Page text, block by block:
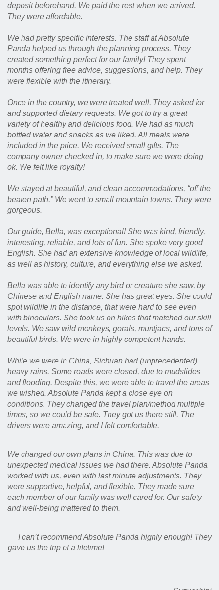
deposit beforehand. We paid the rest when we arrived.
They were affordable.
We had pretty specific interests. The staff at Absolute
Panda helped us through the planning process. They
created something perfect for our family! They spent
months offering free advice, suggestions, and help. They
were flexible with the itinerary.
Once in the country, we were treated well. They asked for
and supported dietary requests. We got to try a great
variety of healthy and delicious food. We had as much
bottled water and snacks as we liked. All meals were
included in the price. We received small gifts. The
company owner checked in, to make sure we were doing
ok. We felt like royalty!
We stayed at beautiful, and clean accommodations, “off the
beaten path.” We went to small mountain towns. They were
gorgeous.
Our guide, Bella, was exceptional! She was kind, friendly,
interesting, reliable, and lots of fun. She spoke very good
English. She had an extensive knowledge of local wildlife,
as well as history, culture, and everything else we asked.
Bella was able to identify any bird or creature she saw, by
Chinese and English name. She has great eyes. She could
spot wildlife in the distance, that were hard to see even
with binoculars. She took us on hikes that matched our skill
levels. We saw wild monkeys, gorals, muntjacs, and tons of
beautiful birds. We were in highly competent hands.
While we were in China, Sichuan had (unprecedented)
heavy rains. Some roads were closed, due to mudslides
and flooding. Despite this, we were able to travel the areas
we wished. Absolute Panda kept a close eye on
conditions. They changed the travel plan/method multiple
times, so we could be safe. They got us there still. The
drivers were amazing, and I felt comfortable.
We changed our own plans in China. This was due to
unexpected medical issues we had there. Absolute Panda
worked with us, even with last minute adjustments. They
were supportive, helpful, and flexible. They made sure
each member of our family was well cared for. Our safety
and well-being mattered to them.
I can’t recommend Absolute Panda highly enough! They
gave us the trip of a lifetime!